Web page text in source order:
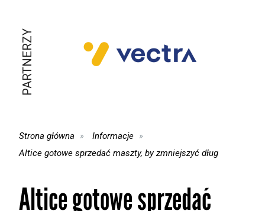
PARTNERZY
Strona główna
Informacje
Altice gotowe sprzedać maszty, by zmniejszyć dług
Altice gotowe sprzedać